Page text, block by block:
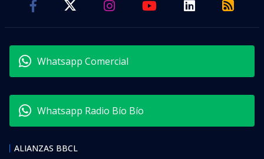
Whatsapp Comercial
Whatsapp Radio Bío Bío
ALIANZAS BBCL